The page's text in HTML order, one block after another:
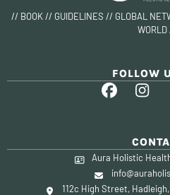
// BOOK // GUIDELINES // GLOBAL
FOLLOW
Aura Holistic
112c High Street,